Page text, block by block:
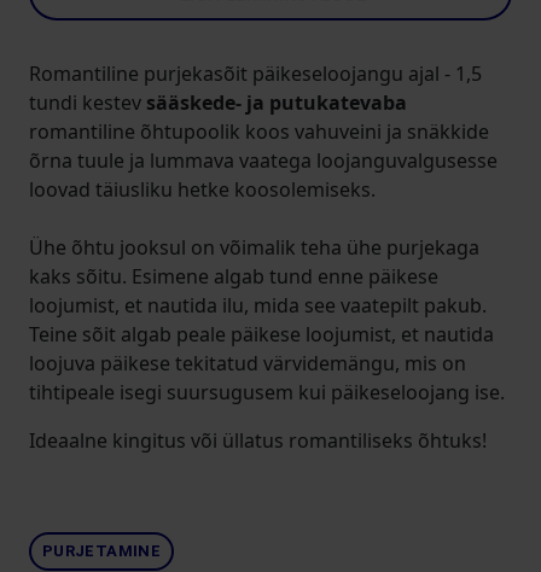
Romantiline purjekasõit päikeseloojangu ajal - 1,5
tundi kestev sääskede- ja putukatevaba
romantiline õhtupoolik koos vahuveini ja snäkkide
õrna tuule ja lummava vaatega loojanguvalgusesse
loovad täiusliku hetke koosolemiseks.
Ühe õhtu jooksul on võimalik teha ühe purjekaga
kaks sõitu. Esimene algab tund enne päikese
loojumist, et nautida ilu, mida see vaatepilt pakub.
Teine sõit algab peale päikese loojumist, et nautida
loojuva päikese tekitatud värvidemängu, mis on
tihtipeale isegi suursugusem kui päikeseloojang ise.
Ideaalne kingitus või üllatus romantiliseks õhtuks!
PURJETAMINE